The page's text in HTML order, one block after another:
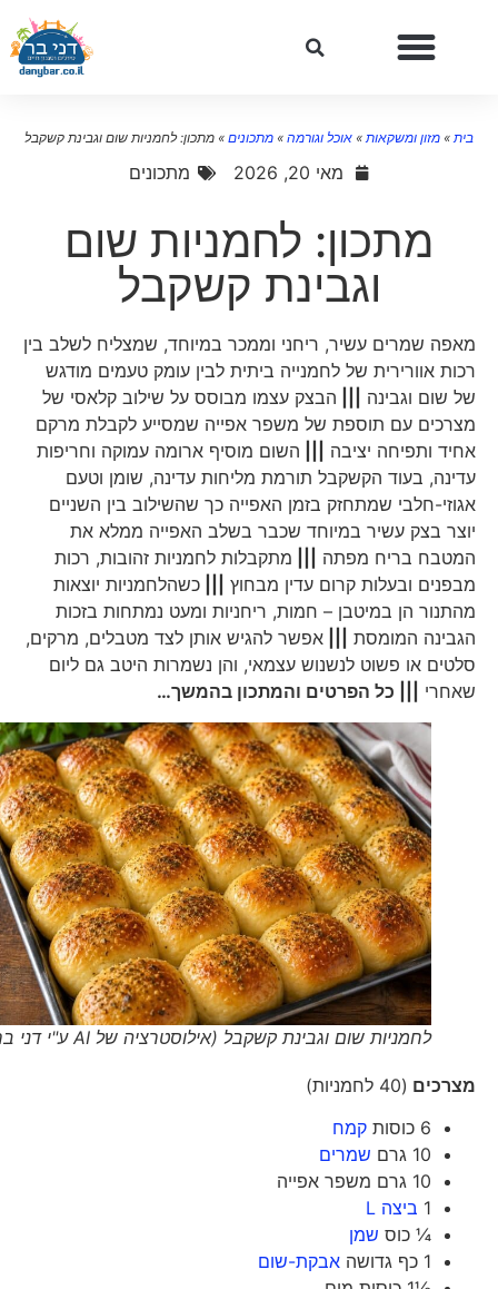
»מזון ומשקאות»אוכל וגורמה»מתכונים»מתכון: לחמניות שום וגבינת קשקבל
מאי 20, 2026 מתכונים
מתכון: לחמניות שום
וגבינת קשקבל
מאפה שמרים עשיר, ריחני וממכר במיוחד, שמצליח לשלב בין
רכות אוורירית של לחמנייה ביתית לבין עומק טעמים מודגש
של שום וגבינה|||
הבצק עצמו מבוסס על שילוב קלאסי של
מצרכים עם תוספת של משפר אפייה שמסייע לקבלת מרקם
אחיד ותפיחה יציבה|||
השום מוסיף ארומה עמוקה וחריפות
עדינה, בעוד הקשקבל תורמת מליחות עדינה, שומן וטעם
אגוזי-חלבי שמתחזק בזמן האפייה כך שהשילוב בין השניים
יוצר בצק עשיר במיוחד שכבר בשלב האפייה ממלא את
המטבח בריח מפתה|||
מתקבלות לחמניות זהובות, רכות
מבפנים ובעלות קרום עדין מבחוץ|||
כשהלחמניות יוצאות
מהתנור הן במיטבן – חמות, ריחניות ומעט נמתחות בזכות
הגבינה המומסת|||
אפשר להגיש אותן לצד מטבלים, מרקים,
סלטים או פשוט לנשנוש עצמאי, והן נשמרות היטב גם ליום
שאחרי||| כל הפרטים והמתכון בהמשך…
לחמניות שום וגבינת קשקבל (אילוסטרציה של AI ע"י דני בר)
מצרכים(40 לחמניות)
6 כוסות
קמח
10 גרם
שמרים
10 גרם משפר אפייה
1
ביצה L
¼ כוסשמן
1 כף גדושה
אבקת-שום